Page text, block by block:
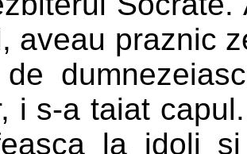
aveau praznic
de
i s-a taiat
la idoli si